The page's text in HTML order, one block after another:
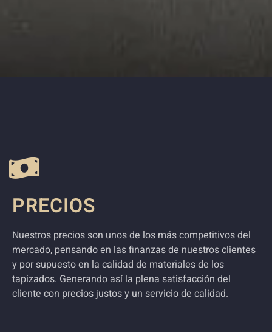
PRECIOS
Nuestros precios son unos de los más competitivos del
mercado, pensando en las finanzas de nuestros clientes
y por supuesto en la calidad de materiales de los
tapizados. Generando así la plena satisfacción del
cliente con precios justos y un servicio de calidad.